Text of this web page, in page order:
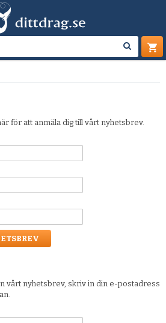
för att anmäla dig till vårt nyhetsbrev.
vårt nyhetsbrev, skriv in din e-postadress